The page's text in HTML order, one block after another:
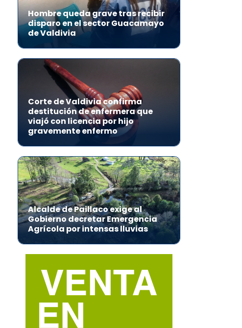
Hombre queda grave tras recibir
disparo en el sector Guacamayo
de Valdivia
Corte de Valdivia confirma
destitución de enfermera que
viajó con licencia por hijo
gravemente enfermo
Alcalde de Paillaco exige al
Gobierno decretar Emergencia
Agrícola por intensas lluvias